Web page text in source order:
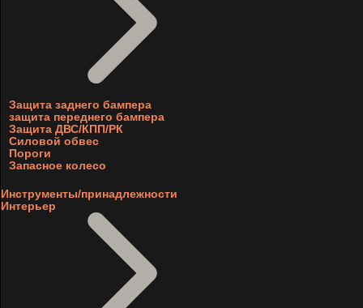
Защита заднего бампера
защита переднего бампера
Защита ДВС/КПП/РК
Силовой обвес
Пороги
Запасное колесо
Инструменты/принадлежности
Интерьер